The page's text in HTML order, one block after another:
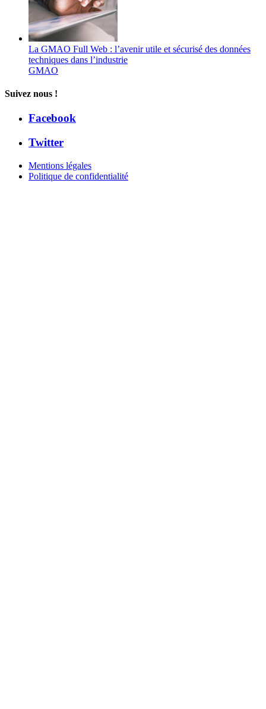
La GMAO Full Web : l’avenir utile et sécurisé des données
techniques dans l’industrie
GMAO
Suivez nous !
Facebook
Twitter
Mentions légales
Politique de confidentialité